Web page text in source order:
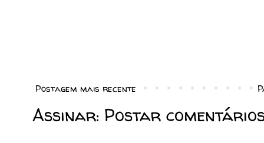
Postagem mais recente
Assinar: Postar